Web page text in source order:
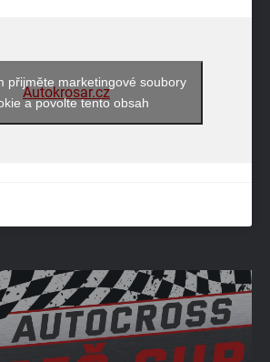
Autokrosar.cz
přijměte marketingové soubory
a povolte tento obsah